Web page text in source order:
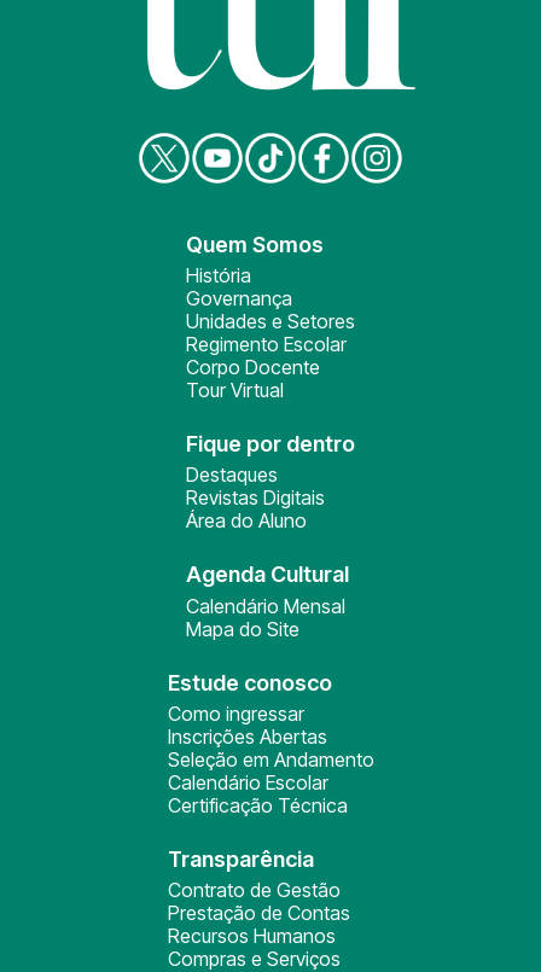
Quem Somos
História
Governança
Unidades e Setores
Regimento Escolar
Corpo Docente
Tour Virtual
Fique por dentro
Destaques
Revistas Digitais
Área do Aluno
Agenda Cultural
Calendário Mensal
Mapa do Site
Estude conosco
Como ingressar
Inscrições Abertas
Seleção em Andamento
Calendário Escolar
Certificação Técnica
Transparência
Contrato de Gestão
Prestação de Contas
Recursos Humanos
Compras e Serviços